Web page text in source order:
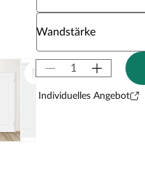
Wandstärke
Individuelles Angebot